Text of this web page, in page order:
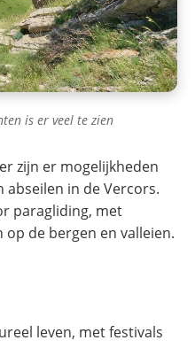
is er veel te zien
zijn er mogelijkheden
in de Vercors.
paragliding, met
de bergen en valleien.
leven, met festivals